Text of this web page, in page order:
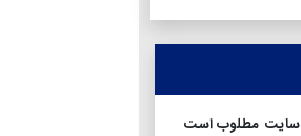
سایت مطلوب است